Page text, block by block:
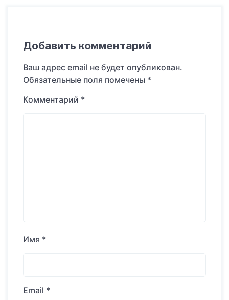
Добавить комментарий
Ваш адрес email не будет опубликован.
Обязательные поля помечены *
Комментарий *
Имя *
Email *